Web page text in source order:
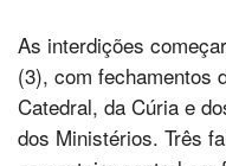
As interdições
(3), com fechamentos
Catedral, da Cúria e
dos Ministérios. Três